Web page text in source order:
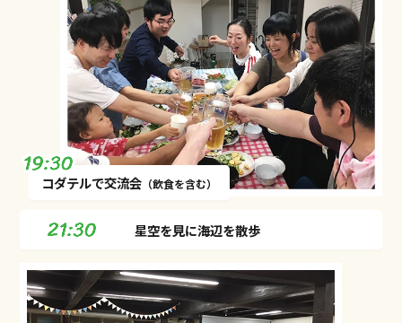
コダテルで交流会（飲⾷を含む）
星空を⾒に海辺を散歩